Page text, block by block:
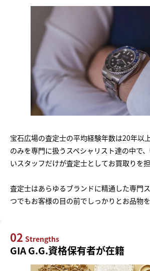
宝石広場の査定士の平均経験年数は20年以
のみを専門に扱うスペシャリスト達の中で
いスタッフだけが査定士としてお買取りを担
査定士はあらゆるブランドに精通した専門
つでもお客様の目の前でしっかりとお品物を
02 Strengths
GIA G.G.資格保有者が在籍